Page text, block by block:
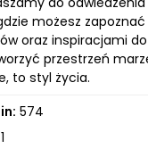
możesz zapoznać
oraz inspiracjami
przestrzeń
to styl życia.
574
1